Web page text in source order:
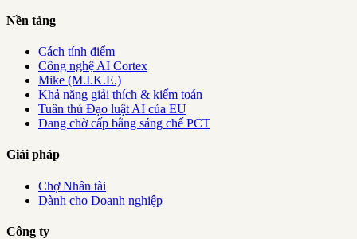
Nền tảng
Cách tính điểm
Công nghệ AI Cortex
Mike (M.I.K.E.)
Khả năng giải thích & kiểm toán
Tuân thủ Đạo luật AI của EU
Đang chờ cấp bằng sáng chế PCT
Giải pháp
Chợ Nhân tài
Dành cho Doanh nghiệp
Công ty